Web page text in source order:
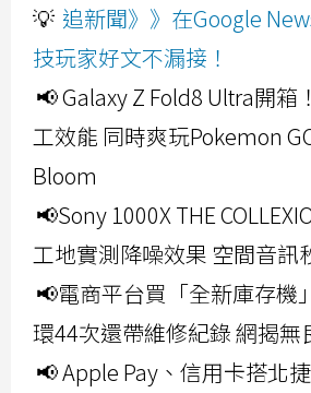
💡 追新聞》》在Google
技玩家好文不漏接！
📢 Galaxy Z Fold8 Ultra開箱
工效能 同時爽玩Pokemon
Bloom
📢Sony 1000X THE
工地實測降噪效果 空間音訊
📢電商平台買「全新庫存機
環44次還帶維修紀錄 網揭無
📢 Apple Pay、信用卡搭北